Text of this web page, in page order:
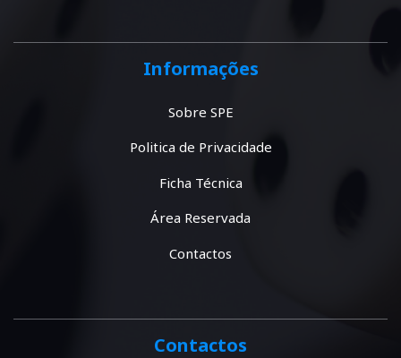
Informações
Sobre SPE
Politica de Privacidade
Ficha Técnica
Área Reservada
Contactos
Contactos